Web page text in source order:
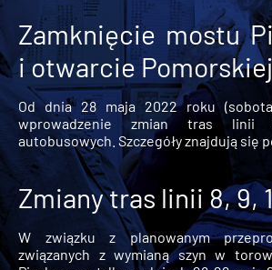
Zamknięcie mostu
i otwarcie Pomorskiej
Od dnia 28 maja 2022 roku
wprowadzenie zmian tras linii
autobusowych. Szczegóły znajdują się
Zmiany tras linii 8, 9,
W związku z planowanym
związanych z wymianą szyn w